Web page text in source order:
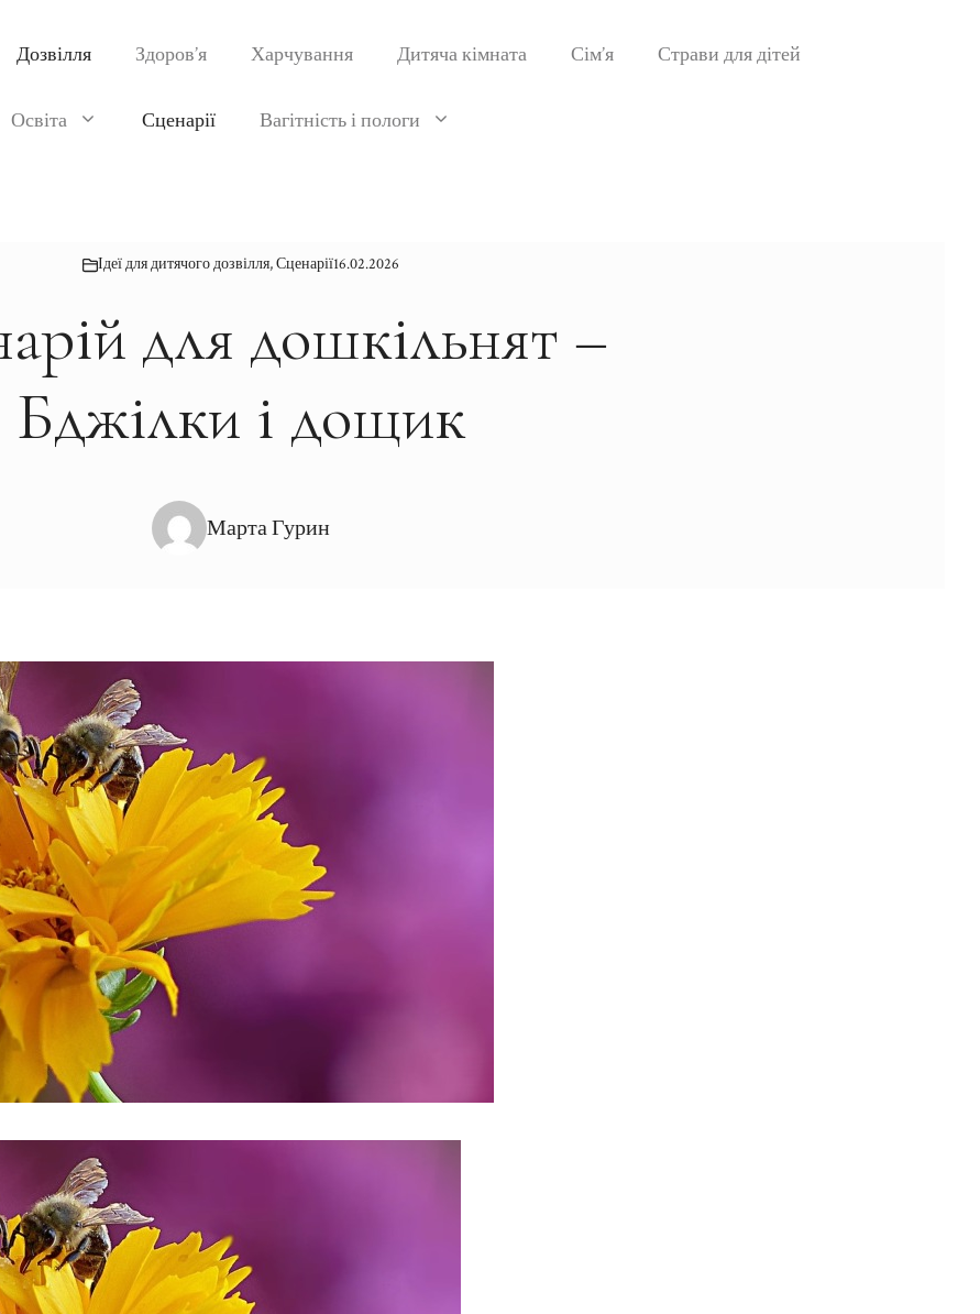
Дозвілля Здоров’я Харчування Дитяча кімната Сім’я Страви для дітей
Освіта Сценарії Вагітність і пологи
Ідеї для дитячого дозвілля,Сценарії16.02.2026
для дошкільнят –
Бджілки і дощик
Марта Гурин